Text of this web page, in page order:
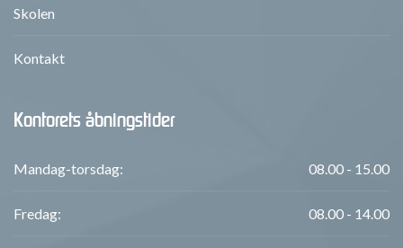
Skolen
Kontakt
Kontorets åbningstider
Mandag-torsdag: 08.00 - 15.00
Fredag: 08.00 - 14.00